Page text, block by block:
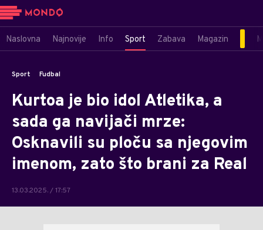
Naslovna Najnovije Info Sport Zabava Magazin
Sport Fudbal
Kurtoa je bio idol Atletika, a
sada ga navijači mrze:
Osknavili su ploču sa njegovim
imenom, zato što brani za Real
13.03.2025. / 17:57